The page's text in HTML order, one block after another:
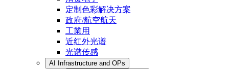
定制色彩解决方案
政府/航空航天
工業用
近红外光谱
光谱传感
AI Infrastructure and OPs